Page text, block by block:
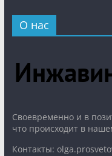
О нас
Cвоевременно и в
что происходит в
Контакты: